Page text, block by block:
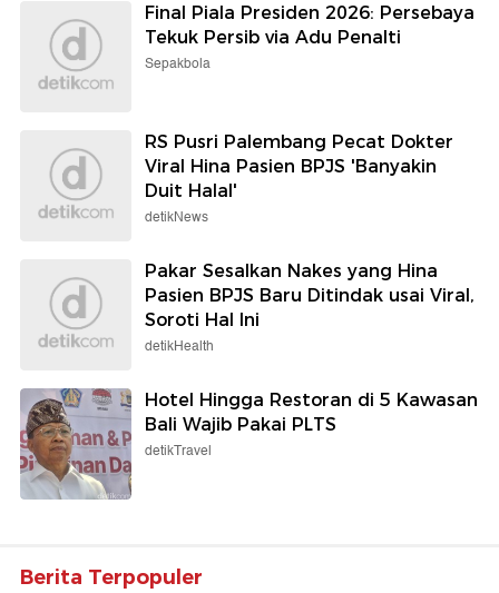
Final Piala Presiden 2026: Persebaya
Tekuk Persib via Adu Penalti
Sepakbola
RS Pusri Palembang Pecat Dokter
Viral Hina Pasien BPJS 'Banyakin
Duit Halal'
detikNews
Pakar Sesalkan Nakes yang Hina
Pasien BPJS Baru Ditindak usai Viral,
Soroti Hal Ini
detikHealth
Hotel Hingga Restoran di 5 Kawasan
Bali Wajib Pakai PLTS
detikTravel
Berita Terpopuler